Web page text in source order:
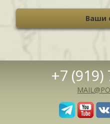
Ваши
+7 (919)